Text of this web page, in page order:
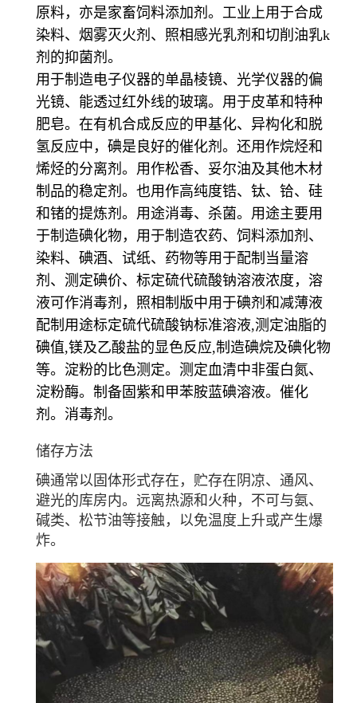
原料，亦是家畜饲料添加剂。工业上用于合成
染料、烟雾灭火剂、照相感光乳剂和切削油乳k
剂的抑菌剂。
用于制造电子仪器的单晶棱镜、光学仪器的偏
光镜、能透过红外线的玻璃。用于皮革和特种
肥皂。在有机合成反应的甲基化、异构化和脱
氢反应中，碘是良好的催化剂。还用作烷烃和
烯烃的分离剂。用作松香、妥尔油及其他木材
制品的稳定剂。也用作高纯度锆、钛、铪、硅
和锗的提炼剂。用途消毒、杀菌。用途主要用
于制造碘化物，用于制造农药、饲料添加剂、
染料、碘酒、试纸、药物等用于配制当量溶
剂、测定碘价、标定硫代硫酸钠溶液浓度，溶
液可作消毒剂，照相制版中用于碘剂和减薄液
配制用途标定硫代硫酸钠标准溶液,测定油脂的
碘值,镁及乙酸盐的显色反应,制造碘烷及碘化物
等。淀粉的比色测定。测定血清中非蛋白氮、
淀粉酶。制备固紫和甲苯胺蓝碘溶液。催化
剂。消毒剂。
储存方法
碘通常以固体形式存在，贮存在阴凉、通风、
避光的库房内。远离热源和火种，不可与氨、
碱类、松节油等接触，以免温度上升或产生爆
炸。